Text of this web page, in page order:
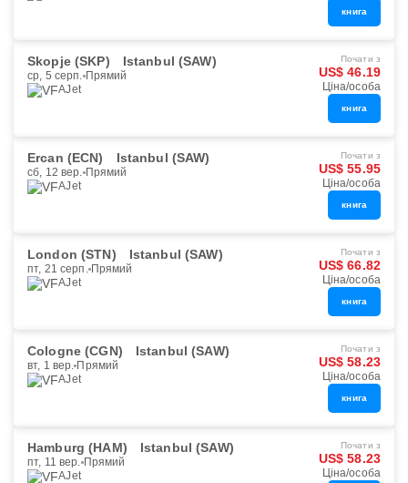
книга
Skopje (SKP) Istanbul (SAW)
ср, 5 серп. Прямий
AJet
Почати з
US$ 46.19
Ціна/особа
книга
Ercan (ECN) Istanbul (SAW)
сб, 12 вер. Прямий
AJet
Почати з
US$ 55.95
Ціна/особа
книга
London (STN) Istanbul (SAW)
пт, 21 серп. Прямий
AJet
Почати з
US$ 66.82
Ціна/особа
книга
Cologne (CGN) Istanbul (SAW)
вт, 1 вер. Прямий
AJet
Почати з
US$ 58.23
Ціна/особа
книга
Hamburg (HAM) Istanbul (SAW)
пт, 11 вер. Прямий
AJet
Почати з
US$ 58.23
Ціна/особа